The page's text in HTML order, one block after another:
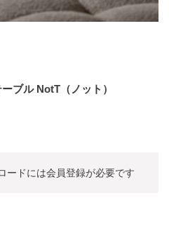
ブル NotT（ノット）
ードには会員登録が必要です